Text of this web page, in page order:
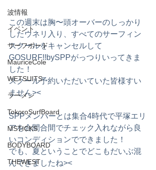
波情報
イベント
サーフボード
MauriceCole
WETSUITS
ラーメン
TokoroSurfBoard
MSTICKS
BODYBOARD
THEWEST
この週末は胸〜頭オーバーのしっかり
したウネリ入り、すべてのサーフィン
スクールをキャンセルして
GOSURF!!bySPPがっつりいってきま
した！
スクール予約いただいていた皆様すい
ません><
SPPメンバーとは集合4時代で平塚エリ
アを合間合間でチェック入れながら良
いコンディションでできました！
でも、夏ということでどこもだいぶ混
んできましたね><